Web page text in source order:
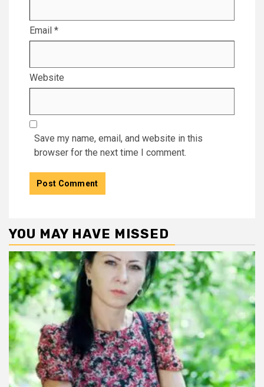
Email *
Website
Save my name, email, and website in this
browser for the next time I comment.
YOU MAY HAVE MISSED